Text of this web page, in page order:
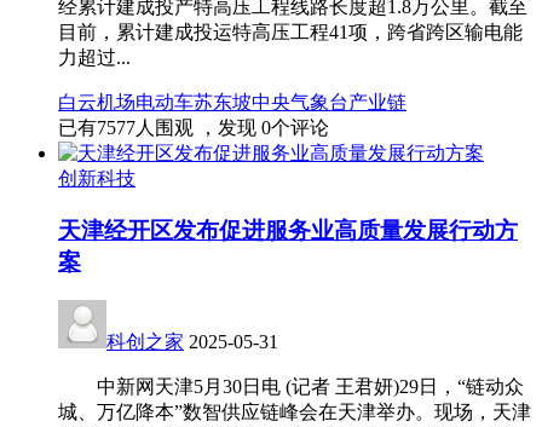
经累计建成投产特高压工程线路长度超1.8万公里。截至
目前，累计建成投运特高压工程41项，跨省跨区输电能
力超过...
白云机场电动车苏东坡中央气象台产业链
已有7577人围观 ，发现 0个评论
创新科技
天津经开区发布促进服务业高质量发展行动方
案
科创之家 2025-05-31
中新网天津5月30日电 (记者 王君妍)29日，“链动众
城、万亿降本”数智供应链峰会在天津举办。现场，天津